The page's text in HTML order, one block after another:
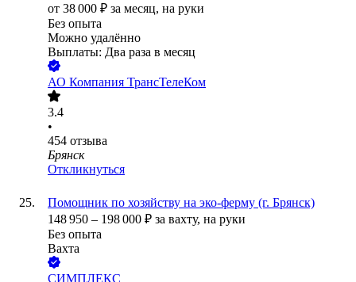
от 38 000 ₽ за месяц, на руки
Без опыта
Можно удалённо
Выплаты: Два раза в месяц
АО Компания ТрансТелеКом
3.4
•
454 отзыва
Брянск
Откликнуться
Помощник по хозяйству на эко-ферму (г. Брянск)
148 950 – 198 000 ₽ за вахту, на руки
Без опыта
Вахта
СИМПЛЕКС